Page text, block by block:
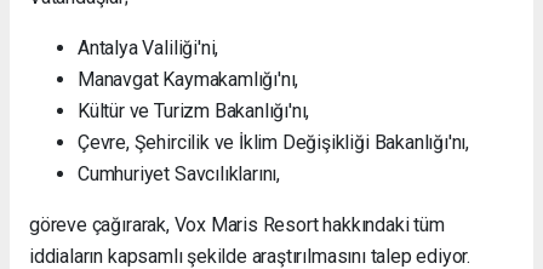
Antalya Valiliği'ni,
Manavgat Kaymakamlığı'nı,
Kültür ve Turizm Bakanlığı'nı,
Çevre, Şehircilik ve İklim Değişikliği Bakanlığı'nı,
Cumhuriyet Savcılıklarını,
göreve çağırarak, Vox Maris Resort hakkındaki tüm
iddiaların kapsamlı şekilde araştırılmasını talep ediyor.